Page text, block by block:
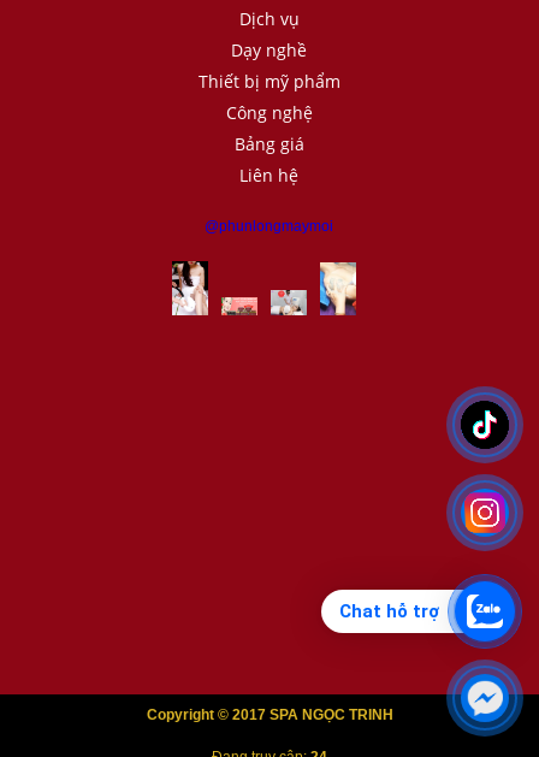
Dịch vụ
Dạy nghề
Thiết bị mỹ phẩm
Công nghệ
Bảng giá
Liên hệ
@phunlongmaymoi
Copyright © 2017 SPA NGỌC TRINH
Chat hỗ trợ